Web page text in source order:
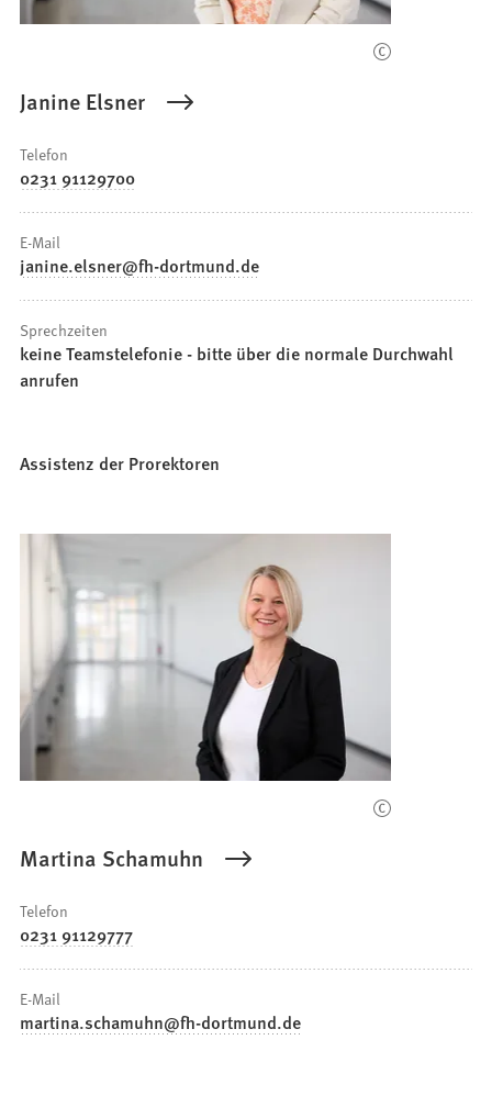
Janine Elsner
Telefon
0231 91129700
E-Mail
janine.elsner fh-dortmund de
Sprechzeiten
keine Teamstelefonie - bitte über die normale Durchwahl
anrufen
Assistenz der Prorektoren
Martina Schamuhn
Telefon
0231 91129777
E-Mail
martina.schamuhn fh-dortmund de